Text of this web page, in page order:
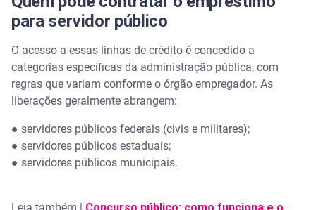
para servidor público
O acesso a essas linhas de crédito é concedido a
categorias específicas da administração pública, com
regras que variam conforme o órgão empregador. As
liberações geralmente abrangem:
● servidores públicos federais (civis e militares);
● servidores públicos estaduais;
● servidores públicos municipais.